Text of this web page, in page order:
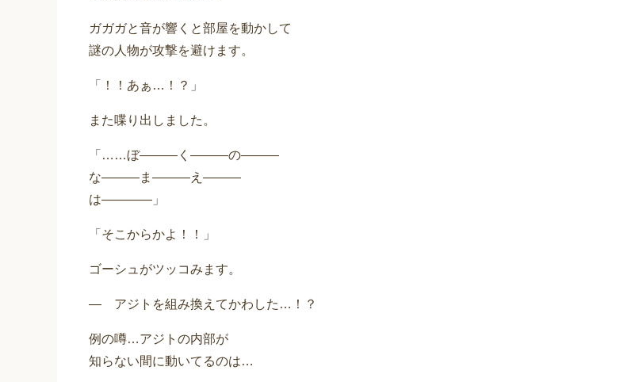
ガガガと音が響くと部屋を動かして
謎の人物が攻撃を避けます。
「！！あぁ…！？」
また喋り出しました。
「……ぼ―――く―――の―――
な―――ま―――え―――
は――――」
「そこからかよ！！」
ゴーシュがツッコみます。
― アジトを組み換えてかわした…！？
例の噂…アジトの内部が
知らない間に動いてるのは…